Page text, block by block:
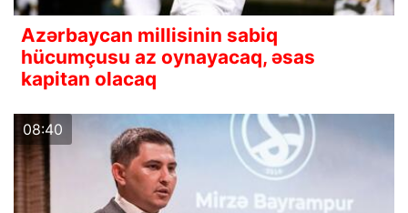
Azərbaycan millisinin sabiq
hücumçusu az oynayacaq, əsas
kapitan olacaq
08:40